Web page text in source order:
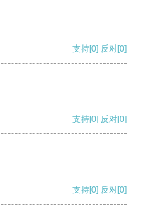
支持[0] 反对[0]
支持[0] 反对[0]
支持[0] 反对[0]